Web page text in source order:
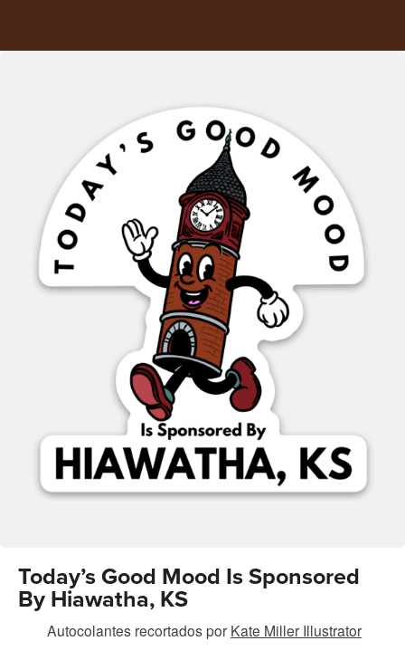
Today’s Good Mood Is Sponsored
By Hiawatha, KS
Autocolantes recortadospor Kate Miller Illustrator